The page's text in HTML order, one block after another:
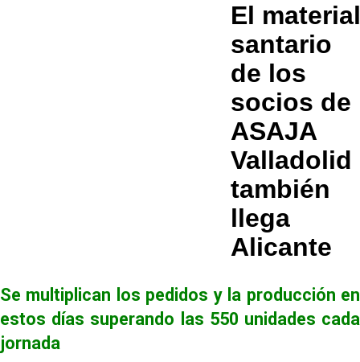
El material
santario
de los
socios de
ASAJA
Valladolid
también
llega
Alicante
Se multiplican los pedidos y la producción en
estos días superando las 550 unidades cada
jornada